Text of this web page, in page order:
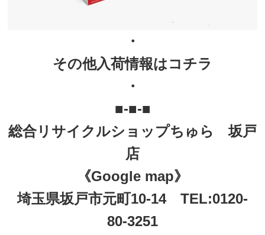
・
その他入荷情報はコチラ
・
■-■-■
総合リサイクルショップちゅら 坂戸
店
《Google map》
埼玉県坂戸市元町10-14 TEL:0120-
80-3251